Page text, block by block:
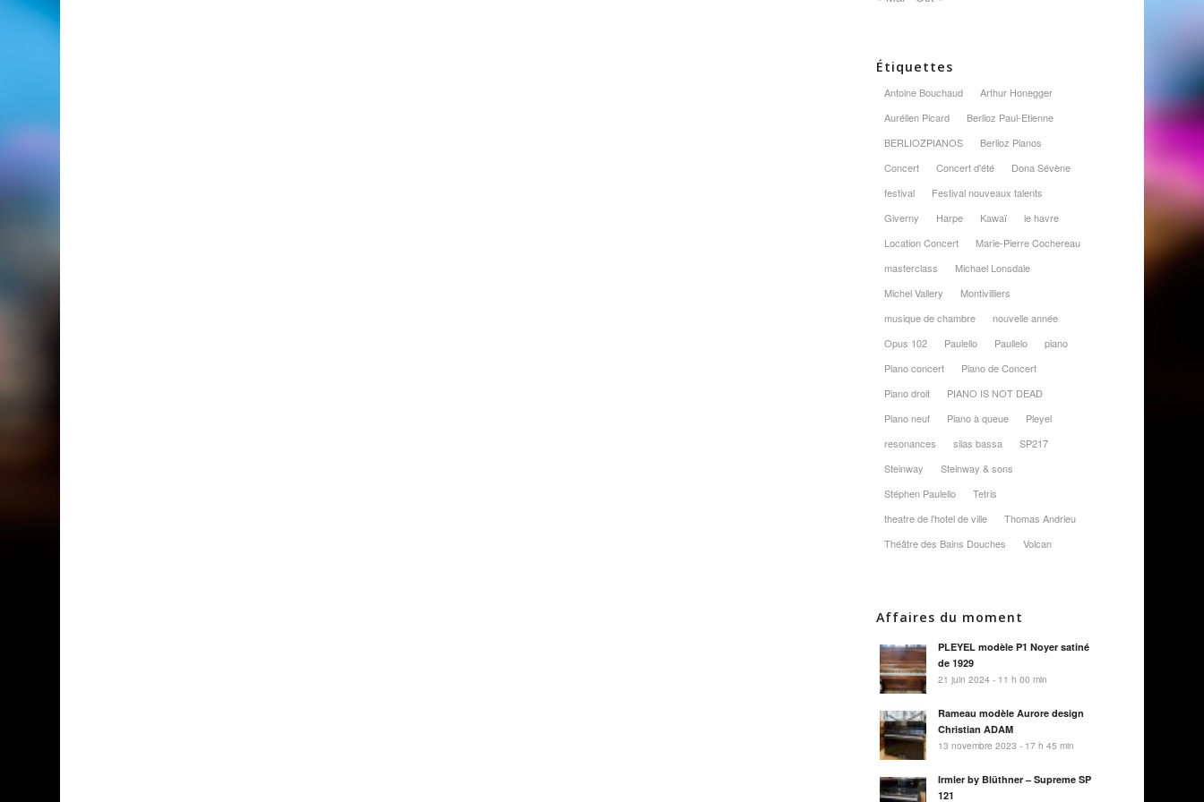
Étiquettes
Antoine Bouchaud
Arthur Honegger
Aurélien Picard
Berlioz Paul-Etienne
BERLIOZPIANOS
Berlioz Pianos
Concert
Concert d'été
Dona Sévène
festival
Festival nouveaux talents
Giverny
Harpe Kawaï
le havre
Location Concert
Marie-Pierre Cochereau
masterclass
Michael Lonsdale
Michel Vallery
Montivilliers
musique de chambre
nouvelle année
Opus 102
Paulello Paullelo
piano
Piano concert
Piano de Concert
Piano droit
PIANO IS NOT DEAD
Piano neuf
Piano à queue
Pleyel
resonances
silas bassa
SP217
Steinway
Steinway & sons
Stéphen Paulello
Tetris
theatre de l'hotel de ville
Thomas Andrieu
Théâtre des Bains Douches
Volcan
Affaires du moment
PLEYEL modèle P1 Noyer satiné
de 1929
21 juin 2024 - 11 h 00 min
Rameau modèle Aurore design
Christian ADAM
13 novembre 2023 - 17 h 45 min
Irmler by Blüthner – Supreme SP
121